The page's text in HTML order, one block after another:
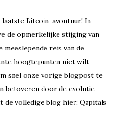
Bitcoin-avontuur! In
de opmerkelijke stijging van
meeslepende reis van de
hoogtepunten niet wilt
snel onze vorige blogpost te
betoveren door de evolutie
de volledige blog hier: Qapitals